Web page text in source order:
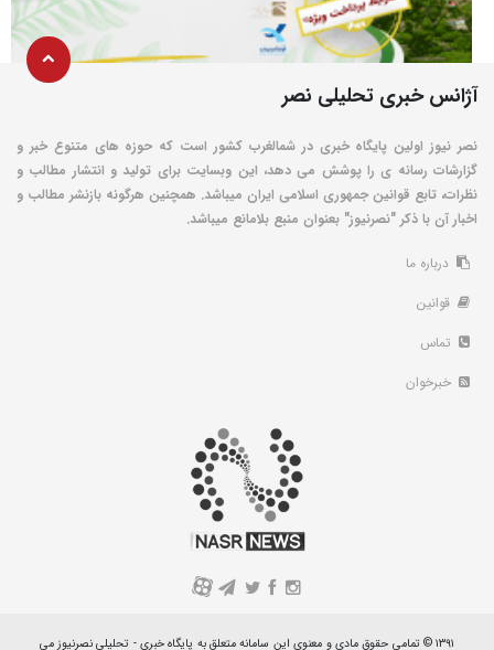
آژانس خبری تحلیلی نصر
نصر نیوز اولین پایگاه خبری در شمالغرب کشور است که حوزه های متنوع خبر و
گزارشات رسانه ی را پوشش می دهد، این وبسایت برای تولید و انتشار مطالب و
نظرات، تابع قوانین جمهوری اسلامی ایران میباشد. همچنین هرگونه بازنشر مطالب و
اخبار آن با ذکر "نصرنیوز" بعنوان منبع بلامانع میباشد.
درباره ما
قوانین
تماس
خبرخوان
A
۱۳۹۱ © تمامی حقوق مادی و معنوی این سامانه متعلق به پایگاه خبری - تحلیلی نصرنیوز می